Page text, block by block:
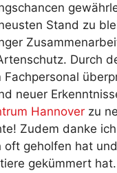
Stand zu
Durch
neuer
Hannover zu
Zudem danke
oft geholfen hat
gekümmert hat.